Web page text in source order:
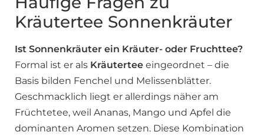
Kräutertee Sonnenkräuter
Ist Sonnenkräuter ein Kräuter- oder Fruchttee?
Formal ist er als Kräutertee eingeordnet – die
Basis bilden Fenchel und Melissenblätter.
Geschmacklich liegt er allerdings näher am
Früchtetee, weil Ananas, Mango und Apfel die
dominanten Aromen setzen. Diese Kombination